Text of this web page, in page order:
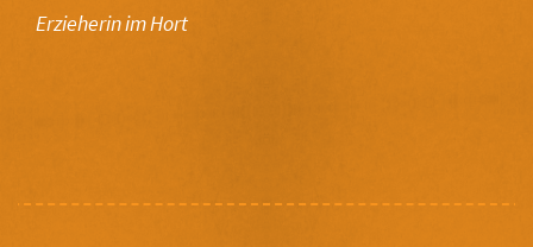
Erzieherin im Hort